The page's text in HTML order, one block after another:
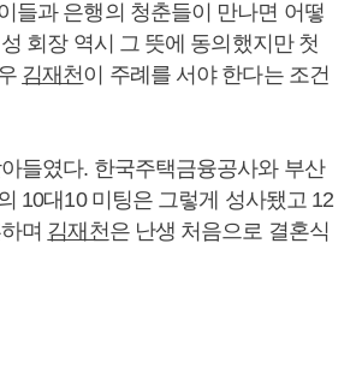
들과 은행의 청춘들이 만나면 어떻
회장 역시 그 뜻에 동의했지만 첫
김재천이 주례를 서야 한다는 조건
들였다. 한국주택금융공사와 부산
10대10 미팅은 그렇게 성사됐고 12
며 김재천은 난생 처음으로 결혼식